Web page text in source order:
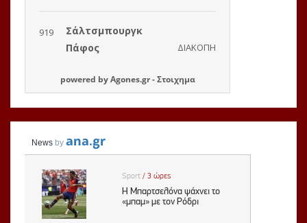
powered byAgones.gr-Στοιχημα